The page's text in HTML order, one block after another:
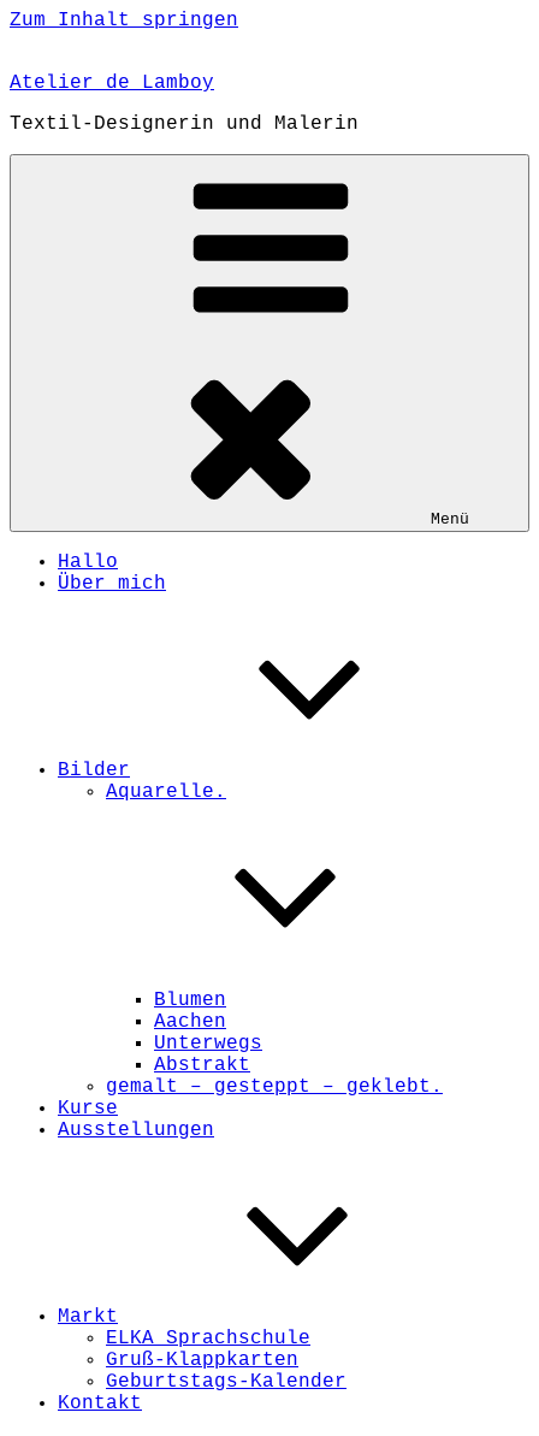
Zum Inhalt springen
Atelier de Lamboy
Textil-Designerin und Malerin
Menü
Hallo
Über mich
Bilder
Aquarelle.
Blumen
Aachen
Unterwegs
Abstrakt
gemalt – gesteppt – geklebt.
Kurse
Ausstellungen
Markt
ELKA Sprachschule
Gruß-Klappkarten
Geburtstags-Kalender
Kontakt